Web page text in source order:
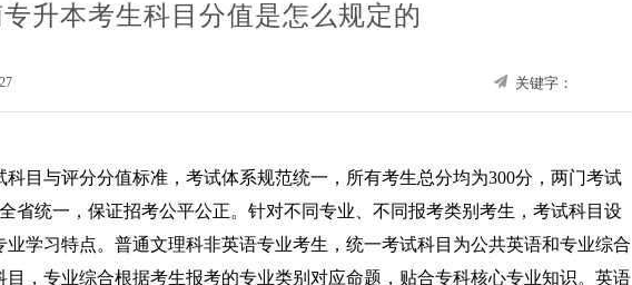
升本考生科目分值是怎么规定的
关键字：
与评分分值标准，考试体系规范统一，所有考生总分均为300分，两门考试
省统一，保证招考公平公正。针对不同专业、不同报考类别考生，考试科目设
学习特点。普通文理科非英语专业考生，统一考试科目为公共英语和专业综合
，专业综合根据考生报考的专业类别对应命题，贴合专科核心专业知识。英语